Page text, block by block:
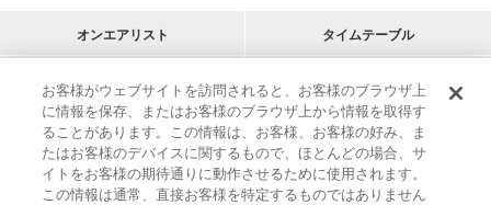
オンエアリスト タイムテーブル
プログラムリスト チャート
アーティストリスト
M-ON!
RECOMMEND
リクエスト
インフォメーション | プレゼント&ご招待
MUSIC ON! TV（エムオン!）とは？ | サポート
お客様がウェブサイトを訪問されると、お客様のブラウザ上
に情報を保存、またはお客様のブラウザ上から情報を取得す
ることがあります。この情報は、お客様、お客様の好み、ま
たはお客様のデバイスに関するもので、ほとんどの場合、サ
イトをお客様の期待通りに動作させるために使用されます。
この情報は通常、直接お客様を特定するものではありません